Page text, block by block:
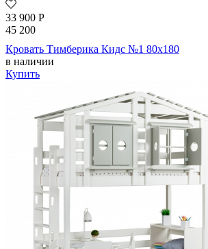
33 900 Р
45 200
Кровать Тимберика Кидс №1 80х180
в наличии
Купить